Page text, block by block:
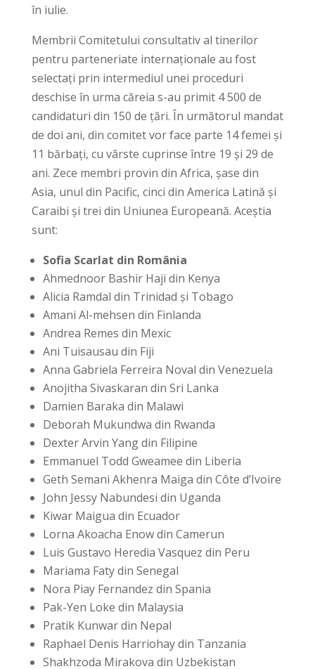
în iulie.
Membrii Comitetului consultativ al tinerilor
pentru parteneriate internaționale au fost
selectați prin intermediul unei proceduri
deschise în urma căreia s-au primit 4 500 de
candidaturi din 150 de țări. În următorul mandat
de doi ani, din comitet vor face parte 14 femei și
11 bărbați, cu vârste cuprinse între 19 și 29 de
ani. Zece membri provin din Africa, șase din
Asia, unul din Pacific, cinci din America Latină și
Caraibi și trei din Uniunea Europeană. Aceștia
sunt:
Sofia Scarlat din România
Ahmednoor Bashir Haji din Kenya
Alicia Ramdal din Trinidad și Tobago
Amani Al-mehsen din Finlanda
Andrea Remes din Mexic
Ani Tuisausau din Fiji
Anna Gabriela Ferreira Noval din Venezuela
Anojitha Sivaskaran din Sri Lanka
Damien Baraka din Malawi
Deborah Mukundwa din Rwanda
Dexter Arvin Yang din Filipine
Emmanuel Todd Gweamee din Liberia
Geth Semani Akhenra Maiga din Côte d’Ivoire
John Jessy Nabundesi din Uganda
Kiwar Maigua din Ecuador
Lorna Akoacha Enow din Camerun
Luis Gustavo Heredia Vasquez din Peru
Mariama Faty din Senegal
Nora Piay Fernandez din Spania
Pak-Yen Loke din Malaysia
Pratik Kunwar din Nepal
Raphael Denis Harriohay din Tanzania
Shakhzoda Mirakova din Uzbekistan